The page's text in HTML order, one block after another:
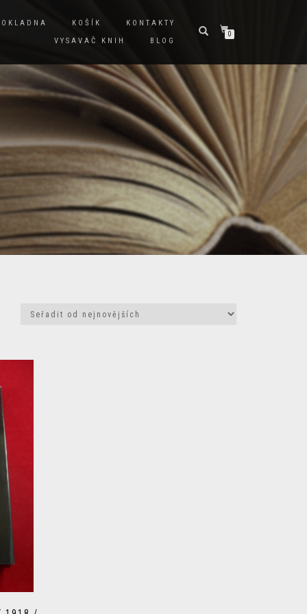
KOŠÍK
KONTAKTY
VYSAVAČ KNIH
BLOG
0